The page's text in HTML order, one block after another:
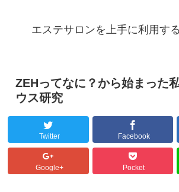
エステサロンを上手に利用す
ZEHってなに？から始まった
ウス研究
Twitter Facebook
Google+ Pocket